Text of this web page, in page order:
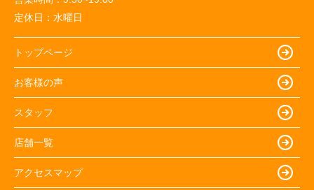
定休日： 水曜日
トップページ
お客様の声
スタッフ
店舗一覧
アクセスマップ